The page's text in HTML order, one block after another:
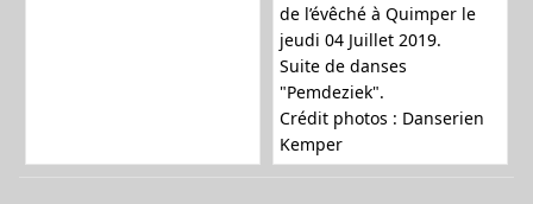
de l’évêché à Quimper le
jeudi 04 Juillet 2019.
Suite de danses
"Pemdeziek".
Crédit photos : Danserien
Kemper